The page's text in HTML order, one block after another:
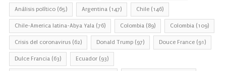
Análisis político (65) Argentina (147) Chile (146)
Chile-America latina-Abya Yala (76) Colombia (89) Colombia (109)
Crisis del coronavirus (62) Donald Trump (97) Douce France (91)
Dulce Francia (63) Ecuador (93)